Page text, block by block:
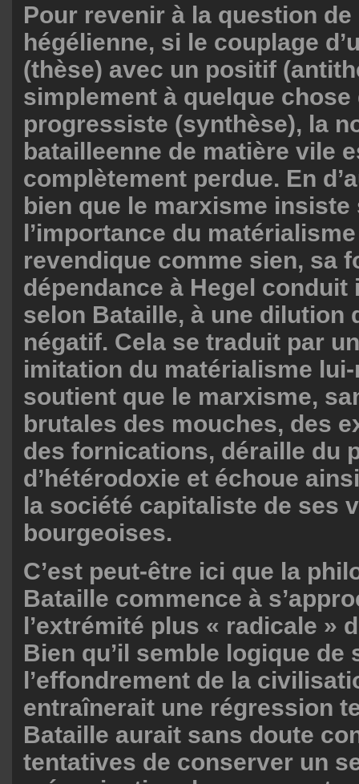
Pour revenir à la question
hégélienne, si le couplage
(thèse) avec un positif
simplement à quelque chose
progressiste (synthèse), la
batailleenne de matière vile
complètement perdue. En
bien que le marxisme insiste
l’importance du
revendique comme sien, sa
dépendance à Hegel conduit
selon Bataille, à une dilution
négatif. Cela se traduit par
imitation du matérialisme
soutient que le marxisme,
brutales des mouches, des
des fornications, déraille du
d’hétérodoxie et échoue
la société capitaliste de ses
bourgeoises.
C’est peut-être ici que la
Bataille commence à
l’extrémité plus « radicale »
Bien qu’il semble logique de
l’effondrement de la
entraînerait une régression
Bataille aurait sans doute
tentatives de conserver un